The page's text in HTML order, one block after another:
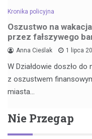
Kronika policyjna
Oszustwo na
przez fałszywego
Anna Cieślak 1 lipca
W Działdowie doszło
z oszustwem
miasta…
Nie Przegap